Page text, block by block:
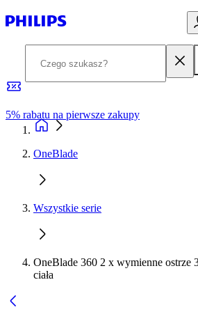
5% rabatu na pierwsze zakupy
OneBlade
Wszystkie serie
OneBlade 360 2 x wymienne ostrze
ciała